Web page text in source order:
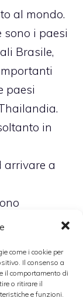
come i cookie per
Il consenso a
il comportamento di
o ritirare il
e funzioni.
al mondo.
i paesi
Brasile,
paesi
in
arrivare a
troviamo